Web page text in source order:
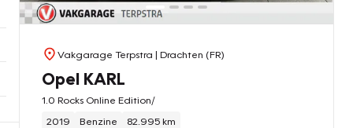
Vakgarage Terpstra | Drachten (FR)
Opel KARL
1.0 Rocks Online Edition/
2019
Benzine 82.995 km